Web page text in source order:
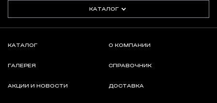
КАТАЛОГ
КАТАЛОГ О КОМПАНИИ
ГАЛЕРЕЯ СПРАВОЧНИК
АКЦИИ И НОВОСТИ ДОСТАВКА